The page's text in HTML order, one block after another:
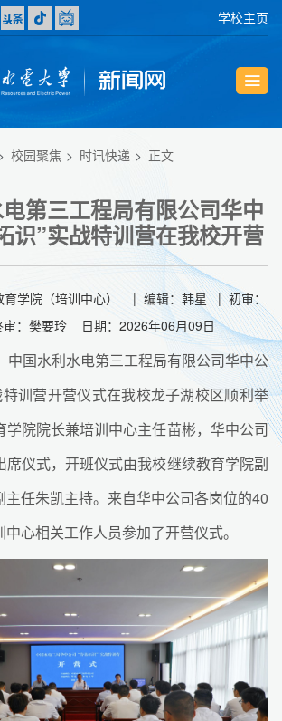
学校主页
校园聚焦 时讯快递 正文
第三工程局有限公司华中
识”实战特训营在我校开营
学院（培训中心） | 编辑：韩星 | 初审：
：樊要玲 日期：2026年06月09日
中国水利水电第三工程局有限公司华中公
特训营开营仪式在我校龙子湖校区顺利举
学院院长兼培训中心主任苗彬，华中公司
席仪式，开班仪式由我校继续教育学院副
主任朱凯主持。来自华中公司各岗位的40
心相关工作人员参加了开营仪式。